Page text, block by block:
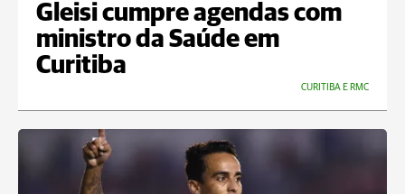
Gleisi cumpre agendas com
ministro da Saúde em
Curitiba
CURITIBA E RMC